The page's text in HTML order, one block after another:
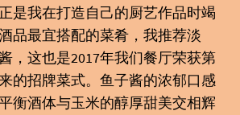
是我在打造自己的厨艺作品时竭
品最宜搭配的菜肴，我推荐淡
，这也是2017年我们餐厅荣获第
的招牌菜式。鱼子酱的浓郁口感
衡酒体与玉米的醇厚甜美交相辉